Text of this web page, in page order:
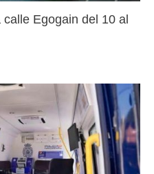
Egogain del 10 al